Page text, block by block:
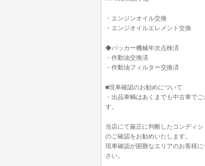
・エンジンオイル交換
・エンジオイルエレメント交換
◆パッカー機械年次点検済
・作動油交換済
・作動油フィルター交換済
■現車確認のお勧めについて
・出品車輌はあくまでも中古車で
す。
当店にて厳正に判断したコンディ
のご確認をお勧めいたします。
現車確認が困難なエリアのお客様
さい。